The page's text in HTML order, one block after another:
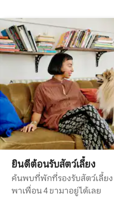
ยินดีต้อนรับสัตว์เลี้ยง
ค้นพบที่พักที่รองรับสัตว์เลี้ยง
พาเพื่อน 4 ขามาอยู่ได้เลย